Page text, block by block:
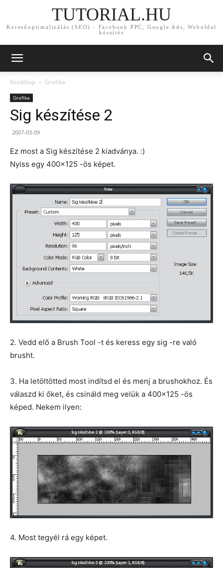
TUTORIAL.HU
Keresőoptimalizálás (SEO) - Facebook PPC, Google Ads, Weboldal
készítés
Kezdőlap Grafika
Grafika
Sig készítése 2
2007-03-09
Ez most a Sig készítése 2 kiadványa. :)
Nyiss egy 400×125 -ös képet.
2. Vedd elő a Brush Tool -t és keress egy sig -re való
brusht.
3. Ha letöltötted most indítsd el és menj a brushokhoz. És
válaszd ki őket, és csináld meg velük a 400×125 -ös
képed. Nekem ilyen:
4. Most tegyél rá egy képet.